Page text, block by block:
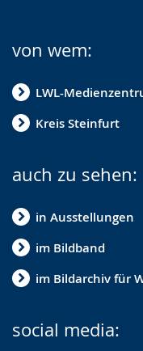
von wem:
LWL-
Kreis Steinfurt
auch zu sehen:
in Ausstellungen
im Bildband
im Bildarchiv für
social media: